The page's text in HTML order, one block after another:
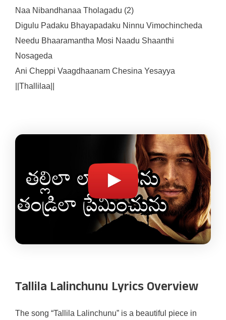
Naa Nibandhanaa Tholagadu (2)
Digulu Padaku Bhayapadaku Ninnu Vimochincheda
Needu Bhaaramantha Mosi Naadu Shaanthi
Nosageda
Ani Cheppi Vaagdhaanam Chesina Yesayya
||Thallilaa||
Tallila Lalinchunu Lyrics Overview
The song “Tallila Lalinchunu” is a beautiful piece in